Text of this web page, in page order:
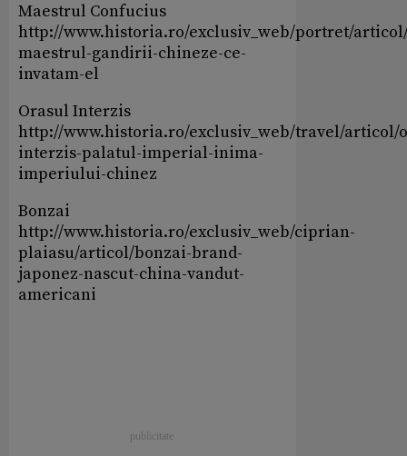
Maestrul Confucius
http://www.historia.ro/exclusiv_web/portret/
maestrul-gandirii-chineze-ce-
invatam-el
Orasul Interzis
http://www.historia.ro/exclusiv_web/travel/articol/
interzis-palatul-imperial-inima-
imperiului-chinez
Bonzai
http://www.historia.ro/exclusiv_web/ciprian-
plaiasu/articol/bonzai-brand-
japonez-nascut-china-vandut-
americani